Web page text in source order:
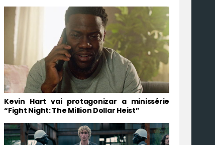
Kevin Hart vai protagonizar a minissérie
“Fight Night: The Million Dollar Heist”